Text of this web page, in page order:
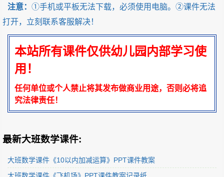
注意： ①手机或平板无法下载，必须使用电脑。②课件无法
打开，立刻联系客服解决！
本站所有课件仅供幼儿园内部学习使
用！
任何单位或个人禁止将其发布做商业用途，否则必将追
究法律责任！
最新大班数学课件:
大班数学课件《10以内加减运算》PPT课件教案